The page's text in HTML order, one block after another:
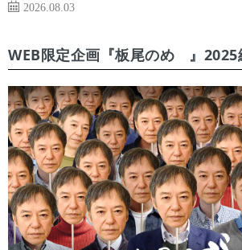
2026.08.03
WEB限定企画『板尾のめ゙』2025